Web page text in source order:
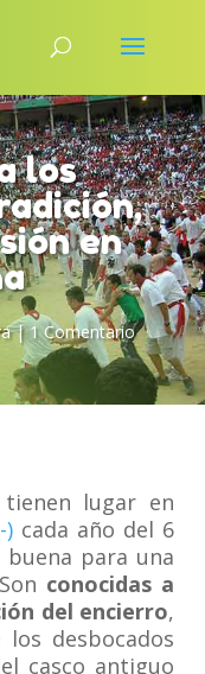
los
en
|1 Comentario
tienen lugar en
)cada año del 6
para una
conocidas a
del encierro,
desbocados
casco antiguo